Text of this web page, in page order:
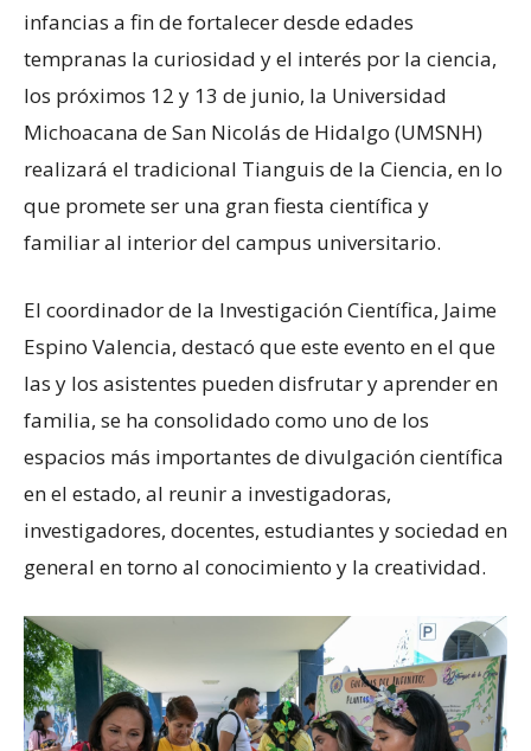
infancias a fin de fortalecer desde edades
tempranas la curiosidad y el interés por la ciencia,
los próximos 12 y 13 de junio, la Universidad
Michoacana de San Nicolás de Hidalgo (UMSNH)
realizará el tradicional Tianguis de la Ciencia, en lo
que promete ser una gran fiesta científica y
familiar al interior del campus universitario.
El coordinador de la Investigación Científica, Jaime
Espino Valencia, destacó que este evento en el que
las y los asistentes pueden disfrutar y aprender en
familia, se ha consolidado como uno de los
espacios más importantes de divulgación científica
en el estado, al reunir a investigadoras,
investigadores, docentes, estudiantes y sociedad en
general en torno al conocimiento y la creatividad.